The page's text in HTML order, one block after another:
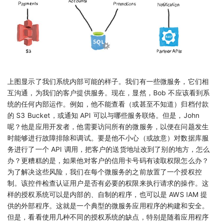
上图显示了我们系统内部可能的样子。我们有一些微服务，它们相
互沟通，为我们的客户提供服务。现在，显然，Bob 不应该看到系
统的任何内部运作。例如，他不能查看（或甚至不知道）归档付款
的 S3 Bucket，或通知 API 可以与哪些服务联络。但是，John
呢？他是应用开发者，他需要访问所有的微服务，以便在问题发生
时能够进行故障排除和调试。要是他不小心（或故意）对数据库服
务进行了一个 API 调用，把客户的送货地址改到了别的地方，怎么
办？更糟糕的是，如果他对客户的信用卡号码有读取权限怎么办？
为了解决这些风险，我们在每个微服务的之前放置了一个授权控
制。该控件检查认证用户是否有必要的权限来执行请求的操作。这
样的授权系统可以是内部的、自制的程序，也可以是 AWS IAM 提
供的外部程序。这就是一个典型的微服务应用程序的构建和安全。
但是，看看使用几种不同的授权系统的缺点，特别是随着应用程序